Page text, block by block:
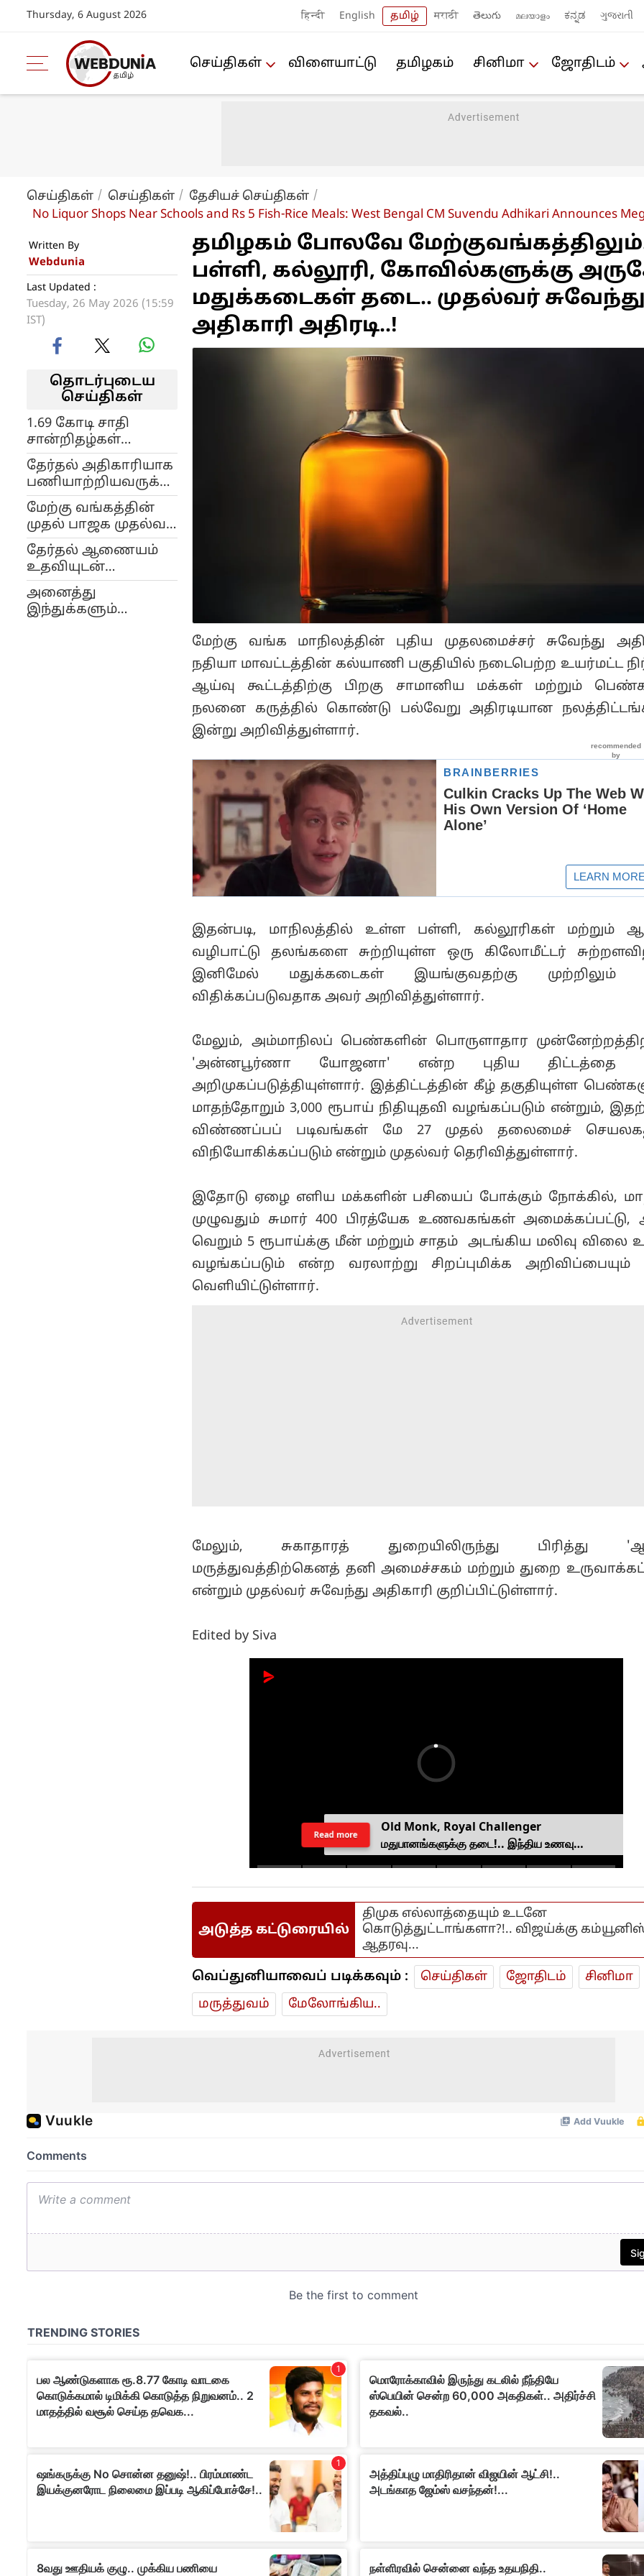
Thursday, 6 August 2026 हिन्दी English தமிழ் मराठी తెలుగు മലയാളം ಕನ್ನಡ ગુજરાતી
செய்திகள் விளையா‌ட்டு த‌மிழக‌ம் சினிமா ஜோ‌திட‌ம்
செய்திகள் செய்திகள்
தேசியச் செய்திகள்
No Liquor Shops Near Schools and Rs 5 Fish-Rice Meals: West Bengal CM Suvendu Adhikari Announces
Written By
Webdunia
Last Updated :
Tuesday, 26 May 2026 (15:59
IST)
தொடர்புடைய
செய்திகள்
1.69 கோடி சாதி
சான்றிதழ்கள்
போலியா? ஆய்வு
செய்ய அதிரடி
உத்தரவு பிறப்பித்த
மேற்குவங்க
முதல்வர்..!
தேர்தல் அதிகாரியாக
பணியாற்றியவருக்கு
தலைமை செயலாளர்
பதவி..
மேற்குவங்கத்தில்
பரபரப்பு..!
மேற்கு வங்கத்தின்
முதல் பாஜக முதல்வர்
சுவேந்து அதிகாரி
இன்று பதவியேற்பு! 2
துணைமுதல்வர்கள்?
தேர்தல் ஆணையம்
உதவியுடன்
வாக்குகளை
திருடிவிட்டார்கள்:
மம்தா பானர்ஜி
அனைத்து
இந்துக்களும்
தமிழகம் போலவே
பள்ளி, கல்லூரி, கோவில்களுக்கு
மதுக்கடைகள் தடை.. முதல்வர்
அதிகாரி அதிரடி..!
மேற்கு வங்க மாநிலத்தின் புதிய முதலமைச்சர் சுவேந்து
நதியா மாவட்டத்தின் கல்யாணி பகுதியில் நடைபெற்ற உயர்மட்ட
ஆய்வு கூட்டத்திற்கு பிறகு சாமானிய மக்கள் மற்றும்
நலனை கருத்தில் கொண்டு பல்வேறு அதிரடியான
இன்று அறிவித்துள்ளார்.
இதன்படி, மாநிலத்தில் உள்ள பள்ளி, கல்லூரிகள் மற்றும்
வழிபாட்டு தலங்களை சுற்றியுள்ள ஒரு கிலோமீட்டர்
இனிமேல் மதுக்கடைகள் இயங்குவதற்கு முற்றிலும்
விதிக்கப்படுவதாக அவர் அறிவித்துள்ளார்.
மேலும், அம்மாநிலப் பெண்களின் பொருளாதார
'அன்னபூர்ணா யோஜனா' என்ற புதிய திட்டத்தை
அறிமுகப்படுத்தியுள்ளார். இத்திட்டத்தின் கீழ் தகுதியுள்ள
மாதந்தோறும் 3,000 ரூபாய் நிதியுதவி வழங்கப்படும் என்றும்,
விண்ணப்பப் படிவங்கள் மே 27 முதல் தலைமைச்
விநியோகிக்கப்படும் என்றும் முதல்வர் தெரிவித்துள்ளார்.
இதோடு ஏழை எளிய மக்களின் பசியைப் போக்கும் நோக்கில்,
முழுவதும் சுமார் 400 பிரத்யேக உணவகங்கள் அமைக்கப்பட்டு,
வெறும் 5 ரூபாய்க்கு மீன் மற்றும் சாதம் அடங்கிய மலிவு விலை
வழங்கப்படும் என்ற வரலாற்று சிறப்புமிக்க
வெளியிட்டுள்ளார்.
மேலும், சுகாதாரத் துறையிலிருந்து பிரித்து
மருத்துவத்திற்கெனத் தனி அமைச்சகம் மற்றும் துறை
என்றும் முதல்வர் சுவேந்து அதிகாரி குறிப்பிட்டுள்ளார்.
Edited by Siva
Old Monk, Royal Challenger
மதுபானங்களுக்கு தடை!.. இந்திய உணவு
பாதுகாப்பு ஆணையம் அதிரடி.
Read more
அடுத்த கட்டுரையில்
திமுக எல்லாத்தையும் உடனே
கொடுத்துட்டாங்களா?!.. விஜய்க்கு
ஆதரவு...
வெப்துனியாவைப் படிக்கவும் : செய்திகள் ஜோ‌திட‌ம்
சினிமா
மரு‌த்துவ‌ம்
மேலோங்கிய..